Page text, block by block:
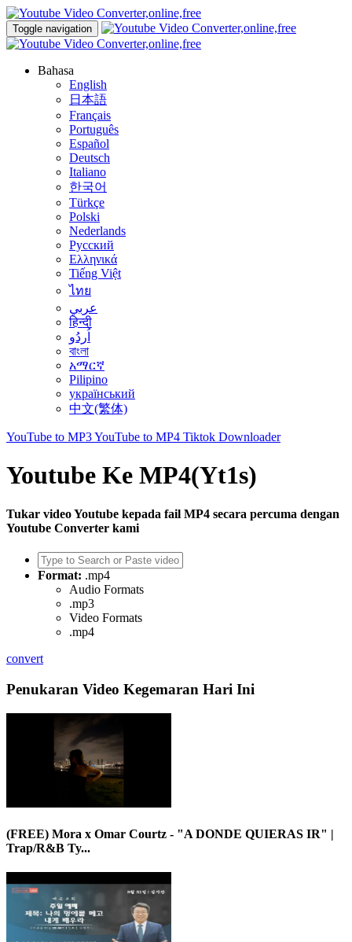
Toggle navigation
Bahasa
English
日本語
Français
Português
Español
Deutsch
Italiano
한국어
Türkçe
Polski
Nederlands
Русский
Ελληνικά
Tiếng Việt
ไทย
عربي
हिन्दी
اُردُو
বাংলা
አማርኛ
Pilipino
український
中文(繁体)
YouTube to MP3YouTube to MP4 Tiktok Downloader
Youtube Ke MP4(Yt1s)
Tukar video Youtube kepada fail MP4 secara percuma dengan
Youtube Converter kami
Format: .mp4
Audio Formats
.mp3
Video Formats
.mp4
convert
Penukaran Video Kegemaran Hari Ini
(FREE) Mora x Omar Courtz - "A DONDE QUIERAS IR" |
Trap/R&B Ty...